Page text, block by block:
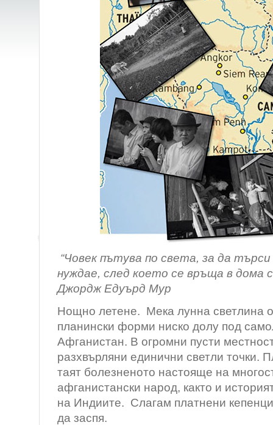
“Човек пътува по света, за да
нуждае, след което се връща в дома
Джордж Едуърд Мур
Нощно летене. Мека лунна светлина
планински форми ниско долу под
Афганистан. В огромни пусти
разхвърляни единични светли точки.
таят болезненото настояще на
афганистански народ, както и
на Индиите. Слагам платнени
да заспя.